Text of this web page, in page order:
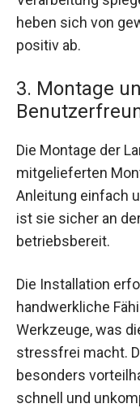
heben sich von
positiv ab.
3. Montage
Die Montage der
mitgelieferten
Anleitung einfach
ist sie sicher an
betriebsbereit.
Die Installation
handwerkliche
Werkzeuge, was
stressfrei macht.
besonders
schnell und